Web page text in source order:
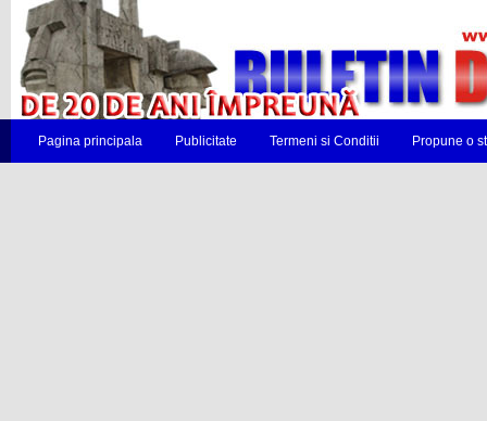
Pagina principala Publicitate Termeni si Conditii Propune o